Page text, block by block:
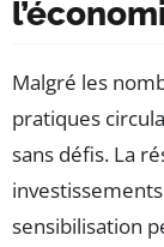
Malgré les
pratiques
sans défis. La
sensibilisation